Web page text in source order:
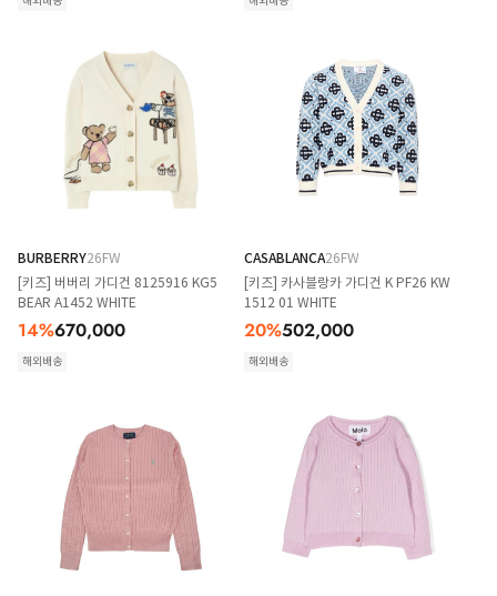
BURBERRY26FW
[키즈] 버버리 가디건 8125916 KG5
BEAR A1452 WHITE
14%670,000
해외배송
CASABLANCA26FW
[키즈] 카사블랑카 가디건 K PF26 KW
1512 01 WHITE
20%502,000
해외배송